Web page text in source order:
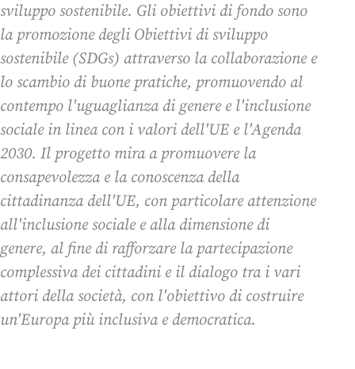
sviluppo sostenibile. Gli obiettivi di fondo sono
la promozione degli Obiettivi di sviluppo
sostenibile (SDGs) attraverso la collaborazione e
lo scambio di buone pratiche, promuovendo al
contempo l'uguaglianza di genere e l'inclusione
sociale in linea con i valori dell'UE e l'Agenda
2030. Il progetto mira a promuovere la
consapevolezza e la conoscenza della
cittadinanza dell'UE, con particolare attenzione
all'inclusione sociale e alla dimensione di
genere, al fine di rafforzare la partecipazione
complessiva dei cittadini e il dialogo tra i vari
attori della società, con l'obiettivo di costruire
un'Europa più inclusiva e democratica.